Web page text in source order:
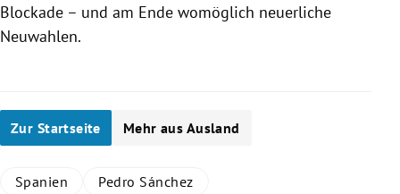
Blockade – und am Ende womöglich neuerliche
Neuwahlen.
Zur Startseite Mehr aus Ausland
Spanien Pedro Sánchez